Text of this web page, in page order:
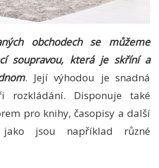
obchodech se můžeme
soupravou, která je skříní a
. Její výhodou je snadná
rozkládání. Disponuje také
pro knihy, časopisy a další
jsou například různé